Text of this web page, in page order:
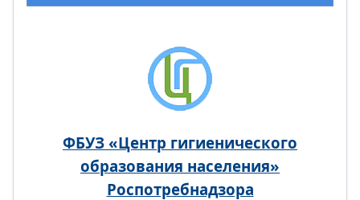
ФБУЗ «Центр гигиенического
образования населения»
Роспотребнадзора